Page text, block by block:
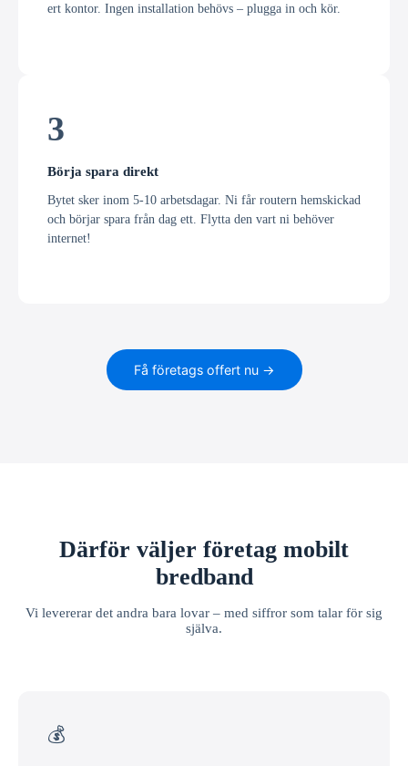
ert kontor. Ingen installation behövs – plugga in och kör.
3
Börja spara direkt
Bytet sker inom 5-10 arbetsdagar. Ni får routern hemskickad
och börjar spara från dag ett. Flytta den vart ni behöver
internet!
Få företags offert nu →
Därför väljer företag mobilt
bredband
Vi levererar det andra bara lovar – med siffror som talar för sig
själva.
💰